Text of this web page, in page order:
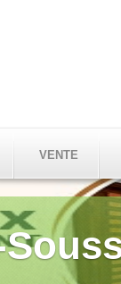
VENTE